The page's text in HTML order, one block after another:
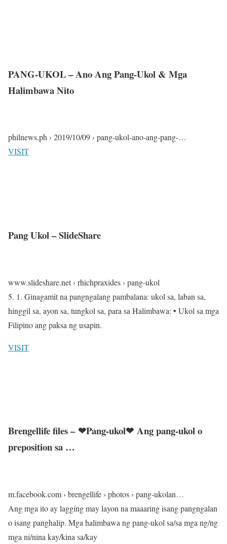
PANG-UKOL – Ano Ang Pang-Ukol & Mga
Halimbawa Nito
philnews.ph › 2019/10/09 › pang-ukol-ano-ang-pang-…
VISIT
Pang Ukol – SlideShare
www.slideshare.net › rhichpraxides › pang-ukol
5. 1. Ginagamit na pangngalang pambalana: ukol sa, laban sa,
hinggil sa, ayon sa, tungkol sa, para sa Halimbawa: • Ukol sa mga
Filipino ang paksa ng usapin.
VISIT
Brengellife files – ❤Pang-ukol❤ Ang pang-ukol o
preposition sa …
m.facebook.com › brengellife › photos › pang-ukolan…
Ang mga ito ay lagging may layon na maaaring isang pangngalan
o isang panghalip. Mga halimbawa ng pang-ukol sa/sa mga ng/ng
mga ni/nina kay/kina sa/kay